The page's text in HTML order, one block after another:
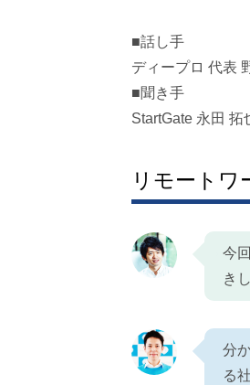
■話し手
ディープロ 代表
■聞き手
StartGate 永田 拓
リモートワ
今
き
分
る